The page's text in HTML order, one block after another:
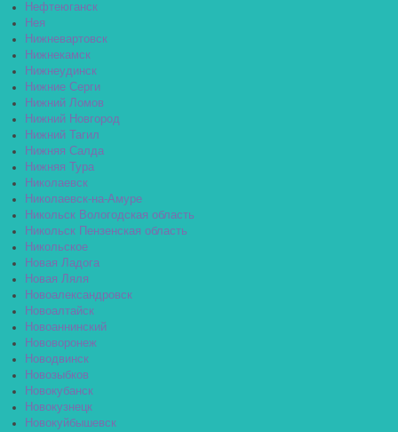
Нефтеюганск
Нея
Нижневартовск
Нижнекамск
Нижнеудинск
Нижние Серги
Нижний Ломов
Нижний Новгород
Нижний Тагил
Нижняя Салда
Нижняя Тура
Николаевск
Николаевск-на-Амуре
Никольск Вологодская область
Никольск Пензенская область
Никольское
Новая Ладога
Новая Ляля
Новоалександровск
Новоалтайск
Новоаннинский
Нововоронеж
Новодвинск
Новозыбков
Новокубанск
Новокузнецк
Новокуйбышевск